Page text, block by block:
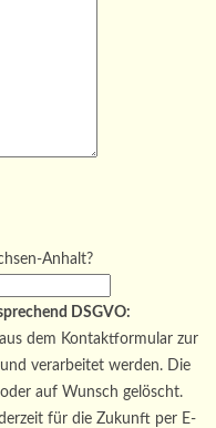
Anhalt?
DSGVO:
dem Kontaktformular zur
verarbeitet werden. Die
auf Wunsch gelöscht.
für die Zukunft per E-